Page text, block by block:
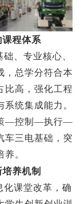
课程体系
、专业核心、
，总学分符合本
比高，强化工程
统集成能力。
—控制—执行—
车三电基础，突
。
养机制
化课堂改革，确